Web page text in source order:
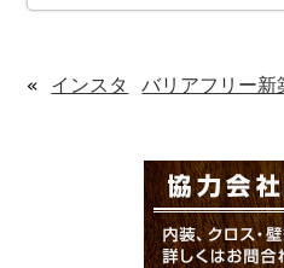
« インスタ バリアフリー新